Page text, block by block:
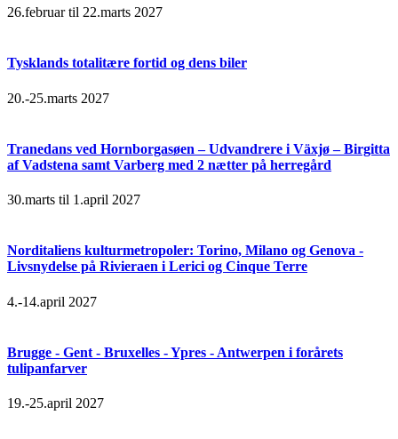
26.februar til 22.marts 2027
Tysklands totalitære fortid og dens biler
20.-25.marts 2027
Tranedans ved Hornborgasøen – Udvandrere i Växjø – Birgitta
af Vadstena samt Varberg med 2 nætter på herregård
30.marts til 1.april 2027
Norditaliens kulturmetropoler: Torino, Milano og Genova -
Livsnydelse på Rivieraen i Lerici og Cinque Terre
4.-14.april 2027
Brugge - Gent - Bruxelles - Ypres - Antwerpen i forårets
tulipanfarver
19.-25.april 2027